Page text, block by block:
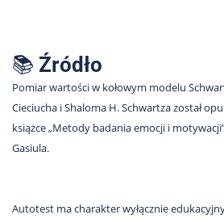
📚 Źródło
Pomiar wartości w kołowym modelu
Cieciucha i Shaloma H. Schwartza został
książce „Metody badania emocji i
Gasiula.
Autotest ma charakter wyłącznie